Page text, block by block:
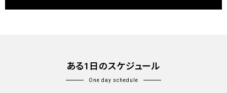
ある1日のスケジュール
One day schedule